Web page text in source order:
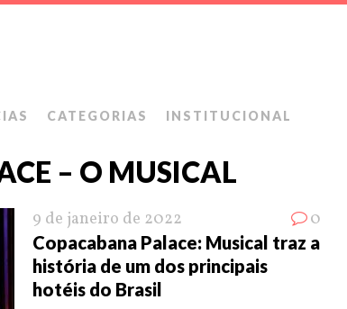
CATEGORIAS INSTITUCIONAL
– O MUSICAL
9 de janeiro de 2022 0
Copacabana Palace: Musical traz a
história de um dos principais
hotéis do Brasil